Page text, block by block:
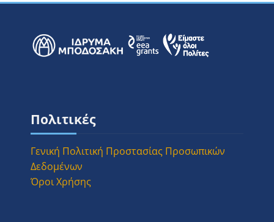
Μπλοκ
Πολιτικές
Γενική Πολιτική Προστασίας Προσωπικών
Δεδομένων
Όροι Χρήσης